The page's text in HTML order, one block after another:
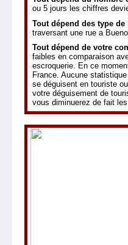
ou 5 jours les chiffres
Tout dépend des type
traversant une rue a
Tout dépend de votre
faibles en comparaison
escroquerie. En ce
France. Aucune
se déguisent en touriste
votre déguisement de
vous diminuerez de fait